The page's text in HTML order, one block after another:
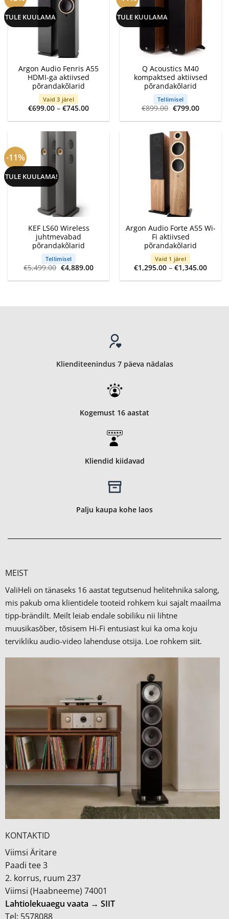
TULE KUULAMA
Argon Audio Fenris A55
HDMI-ga aktiivsed
põrandakõlarid
Vaid 3 järel
€699.00 – €745.00Price
€699.00
TULE KUULAMA
Q Acoustics M40
kompaktsed aktiivsed
põrandakõlarid
Tellimisel
€899.00 Algne
oli:
€799.00Current
is:
-11%
TULE KUULAMA!
KEF LS60 Wireless
juhtmevabad
põrandakõlarid
Tellimisel
€5,499.00 Algne
hind
oli:
€4,889.00Current
is:
Argon Audio Forte A55 Wi-
Fi aktiivsed
põrandakõlarid
Vaid 1 järel
€1,295.00 – €1,345.00Price
Klienditeenindus 7 päeva nädalas
Kogemust 16 aastat
Kliendid kiidavad
Palju kaupa kohe laos
MEIST
ValiHeli on tänaseks 16 aastat tegutsenud helitehnika salong,
mis pakub oma klientidele tooteid rohkem kui sajalt maailma
tipp-brändilt. Meilt leiab endale sobiliku nii lihtne
muusikasõber, tõsisem Hi-Fi entusiast kui ka oma koju
tervikliku audio-video lahenduse otsija. Loe rohkem siit.
KONTAKTID
Viimsi Äritare
Paadi tee 3
2. korrus, ruum 237
Viimsi (Haabneeme) 74001
Lahtiolekuaegu vaata → SIIT
Tel: 5578088